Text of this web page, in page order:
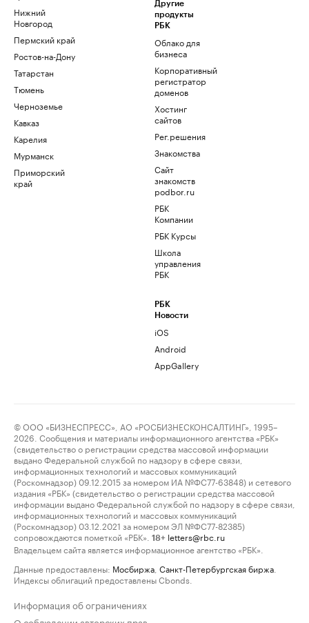
Нижний
Новгород
Пермский край
Ростов-на-Дону
Татарстан
Тюмень
Черноземье
Кавказ
Карелия
Мурманск
Приморский
край
Другие
продукты
РБК
Облако для
бизнеса
Корпоративный
регистратор
доменов
Хостинг
сайтов
Рег.решения
Знакомства
Сайт
знакомств
podbor.ru
РБК
Компании
РБК Курсы
Школа
управления
РБК
РБК
Новости
iOS
Android
AppGallery
© ООО «БИЗНЕСПРЕСС», АО «РОСБИЗНЕСКОНСАЛТИНГ», 1995–
2026. Сообщения и материалы информационного агентства «РБК»
(свидетельство о регистрации средства массовой информации
выдано Федеральной службой по надзору в сфере связи,
информационных технологий и массовых коммуникаций
(Роскомнадзор) 09.12.2015 за номером ИА №ФС77-63848) и сетевого
издания «РБК» (свидетельство о регистрации средства массовой
информации выдано Федеральной службой по надзору в сфере связи,
информационных технологий и массовых коммуникаций
(Роскомнадзор) 03.12.2021 за номером ЭЛ №ФС77-82385)
сопровождаются пометкой «РБК».
18+ letters@rbc.ru
Владельцем сайта является информационное агентство «РБК».
Данные предоставлены: Мосбиржа Санкт-Петербургская биржа
Индексы облигаций предоставлены Cbonds.
Информация об ограничениях